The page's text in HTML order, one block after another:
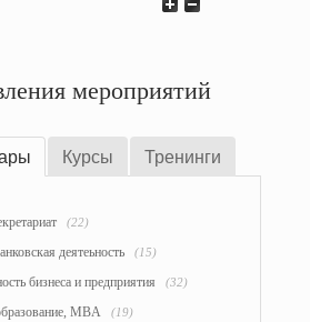
мероприятий
Курсы Тренинги
(22)
деятеьность (15)
бизнеса и предприятия (32)
MBA (19)